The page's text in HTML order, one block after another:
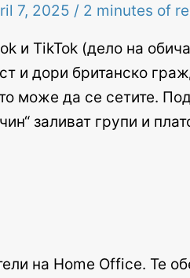
7, 2025 / 2 minutes of
и TikTok (дело на
и дори британско
може да се сетите.
заливат групи и
на Home Office. Те